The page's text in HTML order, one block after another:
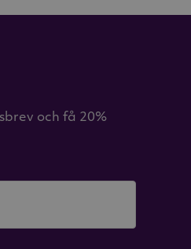
och få 20%